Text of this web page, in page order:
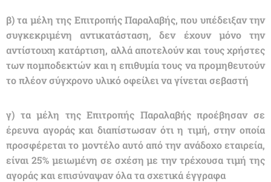
β) τα μέλη της Επιτροπής Παραλαβής, που υπέδειξαν την
συγκεκριμένη αντικατάσταση, δεν έχουν μόνο την
αντίστοιχη κατάρτιση, αλλά αποτελούν και τους χρήστες
των πομποδεκτών και η επιθυμία τους να προμηθευτούν
το πλέον σύγχρονο υλικό οφείλει να γίνεται σεβαστή
γ) τα μέλη της Επιτροπής Παραλαβής προέβησαν σε
έρευνα αγοράς και διαπίστωσαν ότι η τιμή, στην οποία
προσφέρεται το μοντέλο αυτό από την ανάδοχο εταιρεία,
είναι 25% μειωμένη σε σχέση με την τρέχουσα τιμή της
αγοράς και επισύναψαν όλα τα σχετικά έγγραφα